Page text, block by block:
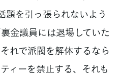
題を引っ張られないよう
裏金議員には退場していた
れで派閥を解体するなら
ィーを禁止する、それも